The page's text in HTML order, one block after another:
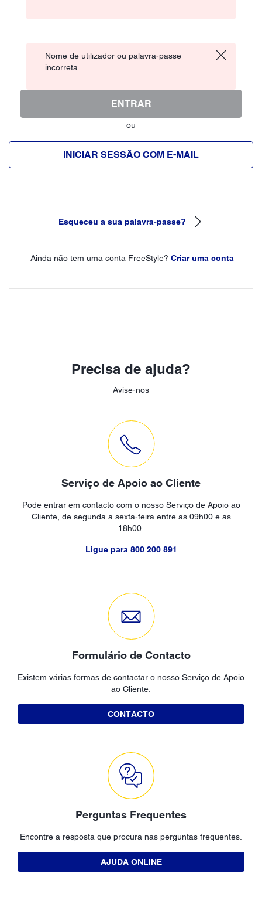
Nome de utilizador ou palavra-passe
incorreta
ENTRAR
ou
INICIAR SESSÃO COM E-MAIL
Esqueceu a sua palavra-passe?
Ainda não tem uma conta FreeStyle? Criar uma conta
Precisa de ajuda?
Avise-nos
Serviço de Apoio ao Cliente
Pode entrar em contacto com o nosso Serviço de Apoio ao
Cliente, de segunda a sexta-feira entre as 09h00 e as
18h00.
Ligue para 800 200 891
Formulário de Contacto
Existem várias formas de contactar o nosso Serviço de Apoio
ao Cliente.
CONTACTO
Perguntas Frequentes
Encontre a resposta que procura nas perguntas frequentes.
AJUDA ONLINE